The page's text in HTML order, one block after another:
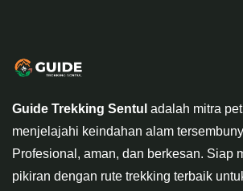
Guide Trekking Sentul adalah mitra
menjelajahi keindahan alam
Profesional, aman, dan berkesan. Siap
pikiran dengan rute trekking terbaik